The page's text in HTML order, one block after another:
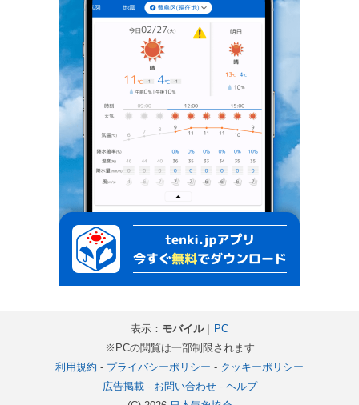
表示： モバイル｜
PC
※PCの閲覧は一部制限されます
利用規約 - プライバシーポリシー - クッキーポリシー
広告掲載- お問い合わせ- ヘルプ